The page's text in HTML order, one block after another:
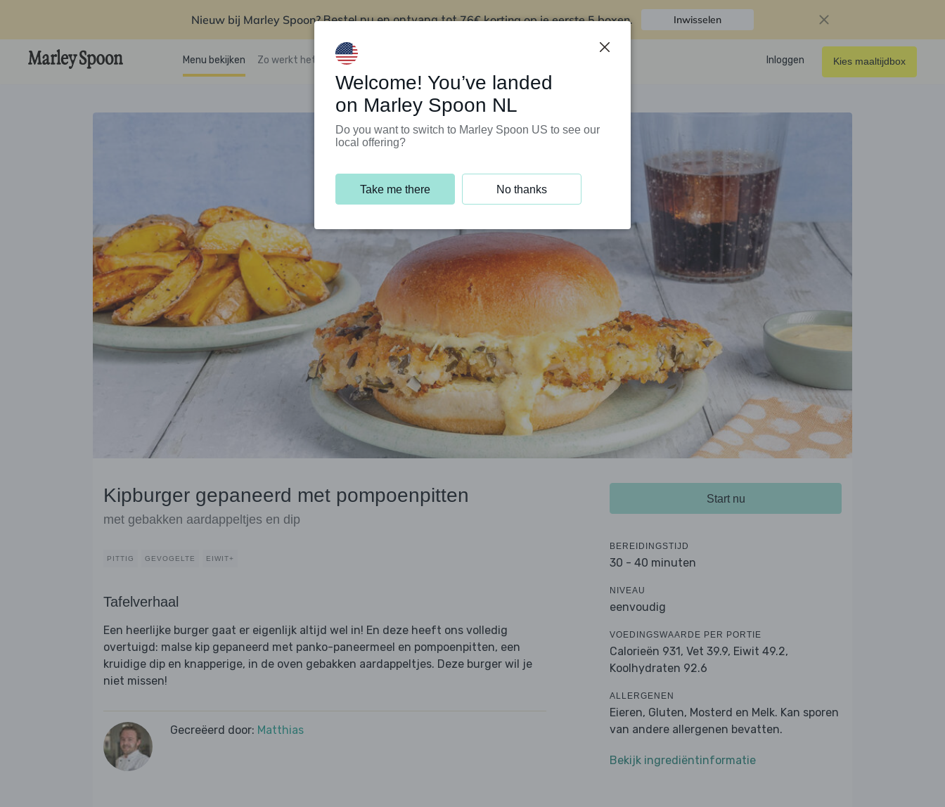
Nieuw bij Marley Spoon?Bestel nu en ontvang tot76€ korting op je eerste 5 boxen. Inwisselen
Menu bekijken Zo werkt het Klantenservice Inloggen Kies maaltijdbox
Kipburger gepaneerd met pompoenpitten
met gebakken aardappeltjes en dip
PITTIG GEVOGELTE EIWIT+
Tafelverhaal
Een heerlijke burger gaat er eigenlijk altijd wel in! En deze heeft ons volledig
overtuigd: malse kip gepaneerd met panko-paneermeel en pompoenpitten, een
kruidige dip en knapperige, in de oven gebakken aardappeltjes. Deze burger wil je
niet missen!
Gecreëerd door: Matthias
Start nu
BEREIDINGSTIJD
30 - 40 minuten
NIVEAU
eenvoudig
VOEDINGSWAARDE PER PORTIE
Calorieën 931, Vet 39.9, Eiwit 49.2,
Koolhydraten 92.6
ALLERGENEN
Eieren, Gluten, Mosterd en Melk. Kan sporen
van andere allergenen bevatten.
Bekijk ingrediëntinformatie
Welcome! You’ve landed
on Marley Spoon NL
Do you want to switch to Marley Spoon US to see our
local offering?
Take me there No thanks